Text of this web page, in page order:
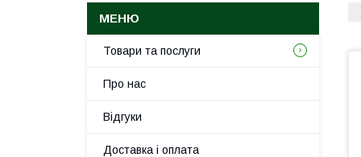
Товари та послуги
Про нас
Відгуки
Доставка і оплата